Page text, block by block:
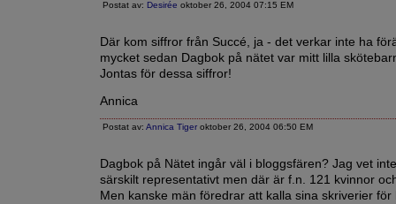
Postat av: Desirée oktober 26, 2004 07:15 EM
Där kom siffror från Succé, ja - det verkar inte ha
mycket sedan Dagbok på nätet var mitt lilla
Jontas för dessa siffror!
Annica
Postat av: Annica Tiger oktober 26, 2004 06:50 EM
Dagbok på Nätet ingår väl i bloggsfären? Jag vet
särskilt representativt men där är f.n. 121 kvinnor
Men kanske män föredrar att kalla sina skriverier för